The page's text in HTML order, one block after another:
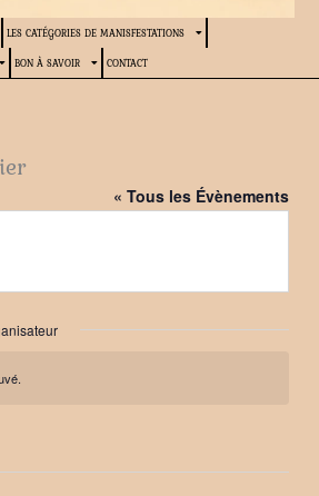
LES CATÉGORIES DE MANISFESTATIONS
BON À SAVOIR CONTACT
« Tous les Évènements